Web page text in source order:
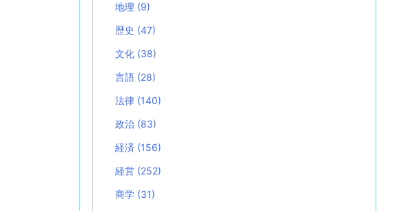
地理 (9)
歴史 (47)
文化 (38)
言語 (28)
法律 (140)
政治 (83)
経済 (156)
経営 (252)
商学 (31)